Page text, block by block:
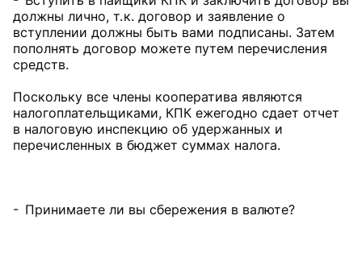
должны лично, т. к. договор и заявление о
вступлении должны быть вами подписаны. Затем
пополнять договор можете путем перечисления
средств.
Поскольку все члены кооператива являются
налогоплательщиками, КПК ежегодно сдает отчет
в налоговую инспекцию об удержанных и
перечисленных в бюджет суммах налога.
- Принимаете ли вы сбережения в валюте?